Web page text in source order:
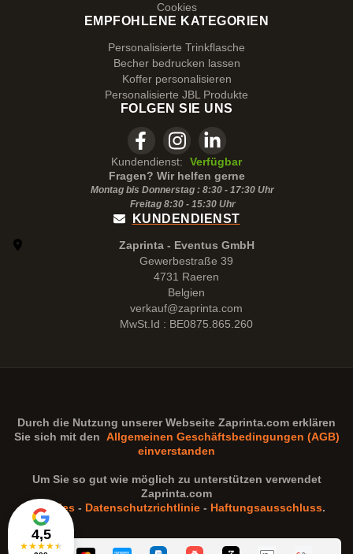
4,5
★★★★★
Cookies
EMPFOHLENE KATEGORIEN
Personalisierte Trinkflasche
Becher bedrucken lassen
Koffer personalisieren
Personalisierte JBL Produkte
FOLGEN SIE UNS
Kundendienst:
Verfügbar
Fragen? Wir helfen gerne
Montag bis Donnerstag : 8:30 - 17:30 Uhr
Freitag 8:30 - 15:30Uhr
KUNDENDIENST
Zaprinta - Eventus GmbH
Gewerbestraße 39
4731 Raeren
Belgien
verkauf@zaprinta.com
MwSt.Id : BE0875.865.260
Durch die Nutzung unserer Webseite Zaprinta.com erklären
Sie sich mit den Allgemeinen Geschäftsbedingungen (AGB)
einverstanden
Um Sie so gut wie möglich zu unterstützen verwendet
Zaprinta.com
Cookies - Datenschutzrichtlinie - Haftungsausschluss.